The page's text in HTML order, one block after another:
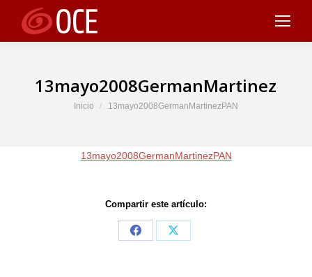
13mayo2008GermanMartinezPAN
Estás aquí:
Inicio 13mayo2008GermanMartinezPAN
13mayo2008GermanMartinezPAN
Compartir este artículo:
Share
Share